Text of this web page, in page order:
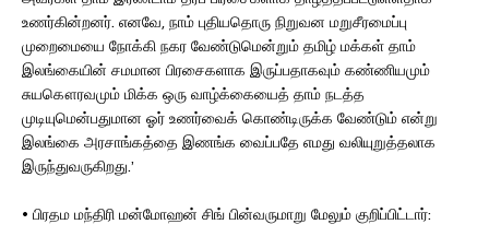
உணர்கின்றனர். எனவே, நாம் புதியதொரு நிறுவன மறுசீரமைப்பு
முறைமையை நோக்கி நகர வேண்டுமென்றும் தமிழ் மக்கள் தாம்
இலங்கையின் சமமான பிரசைகளாக இருப்பதாகவும் கண்ணியமும்
சுயகௌரவமும் மிக்க ஒரு வாழ்க்கையைத் தாம் நடத்த
முடியுமென்பதுமான ஓர் உணர்வைக் கொண்டிருக்க வேண்டும் என்று
இலங்கை அரசாங்கத்தை இணங்க வைப்பதே எமது வலியுறுத்தலாக
இருந்துவருகிறது.’
• பிரதம மந்திரி மன்மோஹன் சிங் பின்வருமாறு மேலும் குறிப்பிட்டார்: